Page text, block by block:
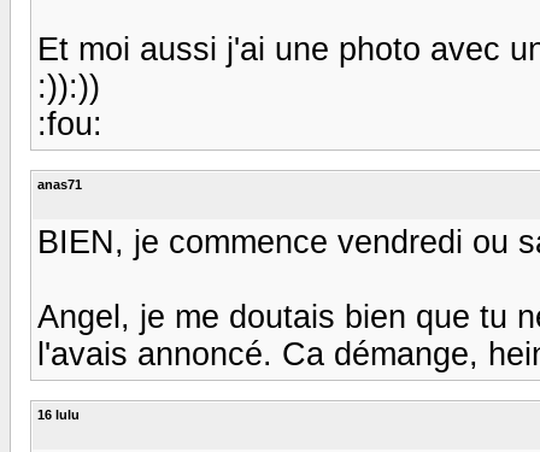
Et moi aussi j'ai une photo avec
:)):))
:fou:
anas71
BIEN, je commence vendredi ou
Angel, je me doutais bien que tu
l'avais annoncé. Ca démange,
16 lulu